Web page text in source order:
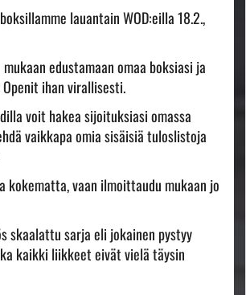
lauantain WOD:eilla 18.2.,
edustamaan omaa boksiasi ja
ihan virallisesti.
voit hakea sijoituksiasi omassa
vaikkapa omia sisäisiä tuloslistoja
kokematta, vaan ilmoittaudu mukaan jo
skaalattu sarja eli jokainen pystyy
kaikki liikkeet eivät vielä täysin